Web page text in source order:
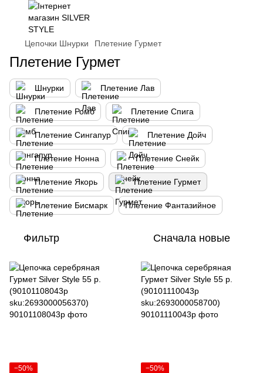
Цепочки Шнурки Плетение Гурмет
Плетение Гурмет
Шнурки Плетение Лав
Плетение Ромб Плетение Спига
Плетение Сингапур Плетение Дойч
Плетение Нонна Плетение Снейк
Плетение Якорь Плетение Гурмет
Плетение Бисмарк Плетение Фантазийное
Фильтр Сначала новые
−50% −50%